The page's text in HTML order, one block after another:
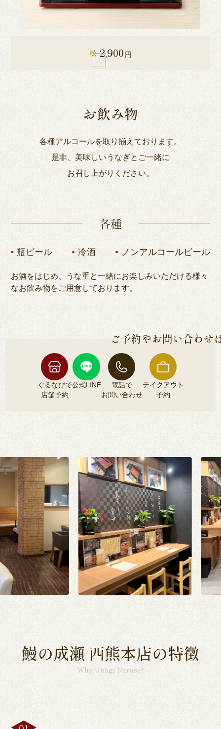
松 2,900 円
お飲み物
各種アルコールを取り揃えております。
是非、美味しいうなぎとご一緒に
お召し上がりください。
各種
瓶ビール 冷酒 ノンアルコールビール
お酒をはじめ、うな重と一緒にお楽しみいただける様々
なお飲み物をご用意しております。
ご予約やお問い合わせ
ぐるなびで
店舗予約
公式LINE
電話で
お問い合わせ
テイクアウト
予約
鰻の成瀬 西熊本店の特徴
Why Unagi Naruse?